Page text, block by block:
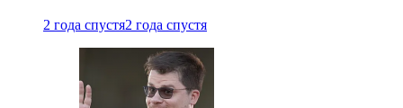
2 года спустя2 года спустя